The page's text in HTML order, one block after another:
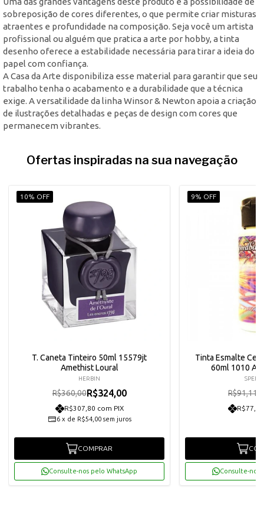
sobreposição de cores diferentes, o que permite criar misturas
atraentes e profundidade na composição. Seja você um artista
profissional ou alguém que pratica a arte por hobby, a tinta
desenho oferece a estabilidade necessária para tirar a ideia do
papel com confiança.
A Casa da Arte disponibiliza esse material para garantir que seu
trabalho tenha o acabamento e a durabilidade que a técnica
exige. A versatilidade da linha Winsor & Newton apoia a criação
de ilustrações detalhadas e peças de design com cores que
permanecem vibrantes.
Ofertas inspiradas na sua navegação
10% OFF
T. Caneta Tinteiro 50ml 15579jt
Amethist Loural
HERBIN
R$360,00R$324,00
R$307,80 com PIX
6 x de R$54,00 sem juros
COMPRAR
Consulte-nos pelo WhatsApp
9% OFF
Tinta Esmalte
60ml 1010
R$91,11
Consulte-nos